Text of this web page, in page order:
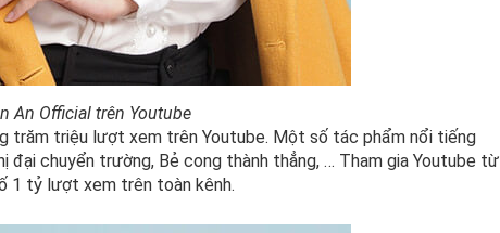
An Official trên Youtube
trăm triệu lượt xem trên Youtube. Một số tác phẩm nổi tiếng
đại chuyển trường, Bẻ cong thành thẳng, … Tham gia Youtube từ
1 tỷ lượt xem trên toàn kênh.